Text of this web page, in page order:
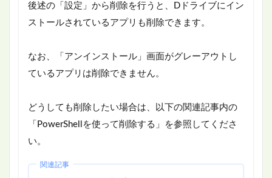
後述の「設定」から削除を行うと、Dドライブにイン
ストールされているアプリも削除できます。
なお、「アンインストール」画面がグレーアウトし
ているアプリは削除できません。
どうしても削除したい場合は、以下の関連記事内の
「PowerShellを使って削除する」を参照してくださ
い。
関連記事